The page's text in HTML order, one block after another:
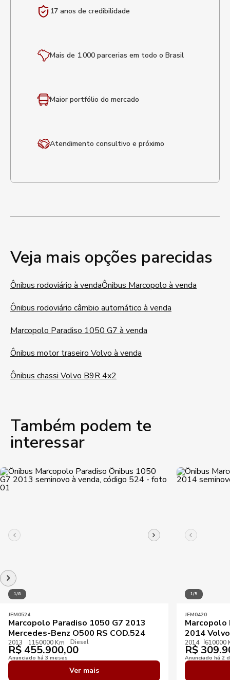
17 anos de credibilidade
Mais de 1.000 parcerias em todo o Brasil
Maior portfólio do mercado
Atendimento consultivo e próximo
Veja mais opções parecidas
Ônibus rodoviário à vendaÔnibus Marcopolo à venda
Ônibus rodoviário câmbio automático à venda
Marcopolo Paradiso 1050 G7 à venda
Ônibus motor traseiro Volvo à venda
Ônibus chassi Volvo B9R 4x2
Também podem te
interessar
1/8
JEM0524
Marcopolo Paradiso 1050 G7 2013
Mercedes-Benz O500 RS COD.524
2013 1150000 Km Diesel
R$ 455.900,00
Anunciado há 3 meses
Ver mais
1/5
JEM0420
Marcopolo
2014
2014 610000
R$
Anunciado há 2